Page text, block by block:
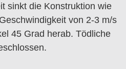
sinkt die Konstruktion wie
von 2-3 m/s
45 Grad herab. Tödliche